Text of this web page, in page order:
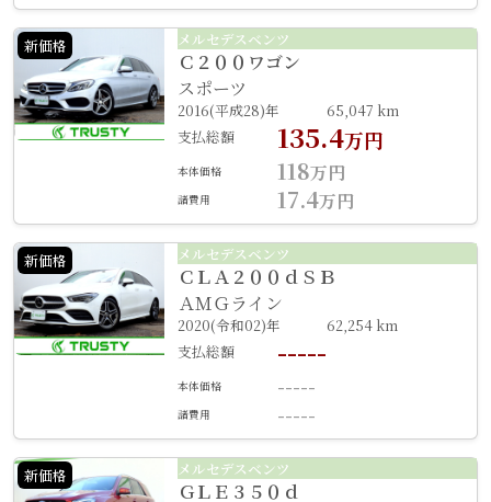
新価格 メルセデスベンツ
Ｃ２００ワゴン
スポーツ
2016(平成28)年
65,047 km
支払総額
135.4万円
本体価格 118万円
諸費用 17.4万円
新価格 メルセデスベンツ
ＣＬＡ２００ｄＳＢ
ＡＭＧライン
2020(令和02)年
62,254 km
支払総額
-----
本体価格 -----
諸費用 -----
新価格 メルセデスベンツ
ＧＬＥ３５０ｄ